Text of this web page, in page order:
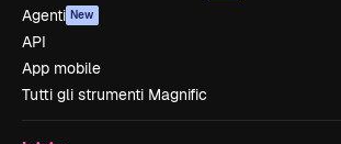
Agenti New
API
App mobile
Tutti gli strumenti Magnific